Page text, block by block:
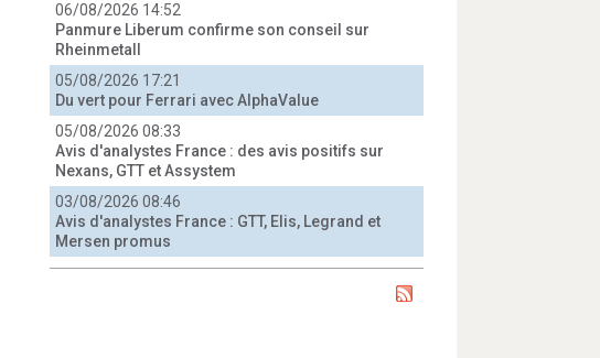
06/08/2026 14:52
Panmure Liberum confirme son conseil sur
Rheinmetall
05/08/2026 17:21
Du vert pour Ferrari avec AlphaValue
05/08/2026 08:33
Avis d'analystes France : des avis positifs sur
Nexans, GTT et Assystem
03/08/2026 08:46
Avis d'analystes France : GTT, Elis, Legrand et
Mersen promus